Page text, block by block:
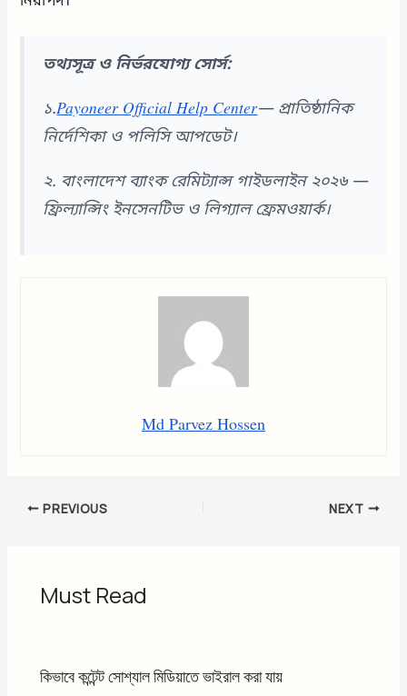
তথ্যসূত্র ও নির্ভরযোগ্য সোর্স:
১.Payoneer Official Help Center— প্রাতিষ্ঠানিক
নির্দেশিকা ও পলিসি আপডেট।
২. বাংলাদেশ ব্যাংক রেমিট্যান্স গাইডলাইন ২০২৬ —
ফ্রিল্যান্সিং ইনসেনটিভ ও লিগ্যাল ফ্রেমওয়ার্ক।
Md Parvez Hossen
PREVIOUS NEXT
Must Read
কিভাবে কন্টেন্ট সোশ্যাল মিডিয়াতে ভাইরাল করা যায়